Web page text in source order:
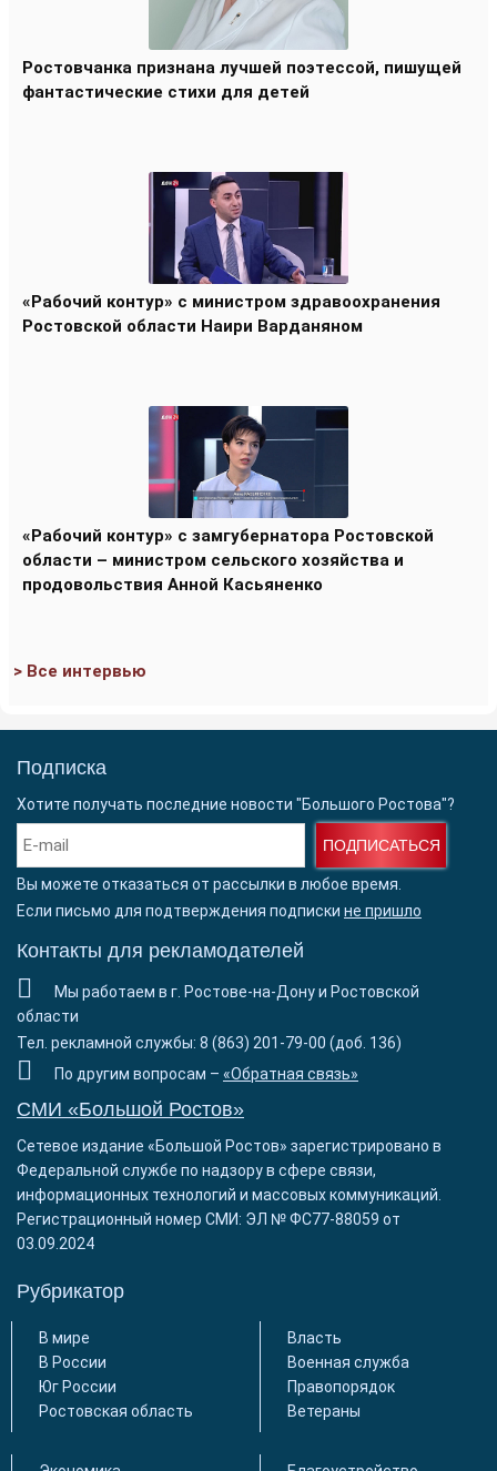
Ростовчанка признана лучшей поэтессой, пишущей
фантастические стихи для детей
«Рабочий контур» с министром здравоохранения
Ростовской области Наири Варданяном
«Рабочий контур» с замгубернатора Ростовской
области – министром сельского хозяйства и
продовольствия Анной Касьяненко
> Все интервью
Подписка
Хотите получать последние новости "Большого Ростова"?
ПОДПИСАТЬСЯ
Вы можете отказаться от рассылки в любое время.
Если письмо для подтверждения подписки не пришло
Контакты для рекламодателей
Мы работаем в г. Ростове-на-Дону и Ростовской
области
Тел. рекламной службы: 8 (863) 201-79-00 (доб. 136)
По другим вопросам – «Обратная связь»
СМИ «Большой Ростов»
Сетевое издание «Большой Ростов» зарегистрировано в
Федеральной службе по надзору в сфере связи,
информационных технологий и массовых коммуникаций.
Регистрационный номер СМИ: ЭЛ № ФС77-88059 от
03.09.2024
Рубрикатор
В мире
В России
Юг России
Ростовская область
Власть
Военная служба
Правопорядок
Ветераны